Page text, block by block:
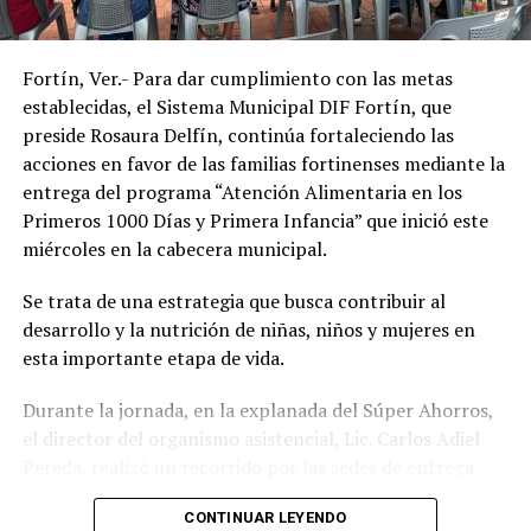
Tipo Juanito Juvenil
Cuatro puntos
Blanco Adulto
Blanco Infantil
Puño Alemán
PAR DE MULETAS:
Axilar Adulto
Canadiense Adulto
Canadiense Infantil
COLCHÓN DE AGUA-AIRE
contribuyan a mejorar la salud, la inclusión y la calidad
de vida de la población.
Fortín, Ver.- Para dar cumplimiento con las metas
establecidas, el Sistema Municipal DIF Fortín, que
preside Rosaura Delfín, continúa fortaleciendo las
acciones en favor de las familias fortinenses mediante la
entrega del programa “Atención Alimentaria en los
Primeros 1000 Días y Primera Infancia” que inició este
miércoles en la cabecera municipal.
Se trata de una estrategia que busca contribuir al
desarrollo y la nutrición de niñas, niños y mujeres en
esta importante etapa de vida.
Durante la jornada, en la explanada del Súper Ahorros,
el director del organismo asistencial, Lic. Carlos Adiel
para supervisar las actividades desarrolladas por el área
de Plan Alimentario, reconociendo el compromiso y la
CONTINUAR LEYENDO